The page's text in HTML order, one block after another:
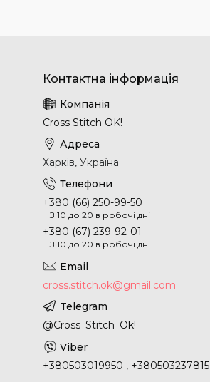
Cross Stitch OK!
Харків, Україна
+380 (66) 250-99-50
З 10 до 20 в робочі дні
+380 (67) 239-92-01
З 10 до 20 в робочі дні.
cross.stitch.ok@gmail.com
@Cross_Stitch_Ok!
+380503019950 , +380503237815